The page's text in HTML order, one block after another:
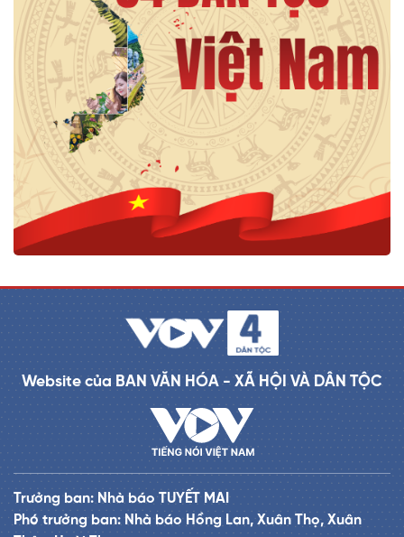
Website của BAN VĂN HÓA - XÃ HỘI VÀ DÂN TỘC
Trưởng ban: Nhà báo TUYẾT MAI
Phó trưởng ban: Nhà báo Hồng Lan, Xuân Thọ, Xuân